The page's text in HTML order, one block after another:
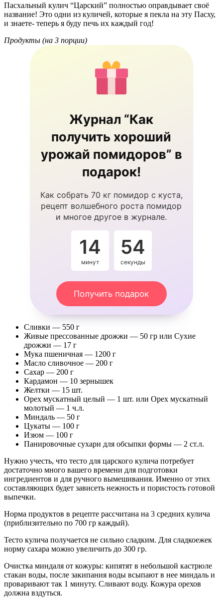
Пасхальный кулич “Царский” полностью оправдывает своё
название! Это одни из куличей, которые я пекла на эту Пасху,
и знаете- теперь я буду печь их каждый год!
Продукты (на 3 порции)
Журнал “Как
получить хороший
урожай помидоров” в
подарок!
Как собрать 70 кг помидор с куста,
рецепт волшебного роста помидор
и многое другое в журнале.
14
минут
53
секунды
Получить подарок
Сливки — 550 г
Живые прессованные дрожжи — 50 гр или Сухие
дрожжи — 17 г
Мука пшеничная — 1200 г
Масло сливочное — 200 г
Сахар — 200 г
Кардамон — 10 зернышек
Желтки — 15 шт.
Орех мускатный целый — 1 шт. или Орех мускатный
молотый — 1 ч.л.
Миндаль — 50 г
Цукаты — 100 г
Изюм — 100 г
Панировочные сухари для обсыпки формы — 2 ст.л.
Нужно учесть, что тесто для царского кулича потребует
достаточно много вашего времени для подготовки
ингредиентов и для ручного вымешивания. Именно от этих
составляющих будет зависеть нежность и пористость готовой
выпечки.
Норма продуктов в рецепте рассчитана на 3 средних кулича
(приблизительно по 700 гр каждый).
Тесто кулича получается не сильно сладким. Для сладкоежек
норму сахара можно увеличить до 300 гр.
Очистка миндаля от кожуры: кипятят в небольшой кастрюле
стакан воды, после закипания воды всыпают в нее миндаль и
проваривают так 1 минуту. Сливают воду. Кожура орехов
должна вздуться.